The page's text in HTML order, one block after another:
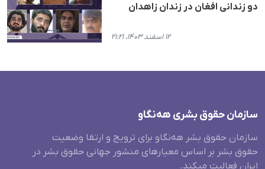
دو زندانی افغان در زندان زاهدان
۱۲ اسفند ۱۴۰۳، ۲۱:۲۱
سازمان حقوق بشری هەنگاو
سازمان حقوق بشر هه‌نگاو برای ترویج و ارتقا وضعیت
حقوق بشر بر اساس معیارهای منشور جهانی حقوق بشر در
ایران فعالیت میکند.